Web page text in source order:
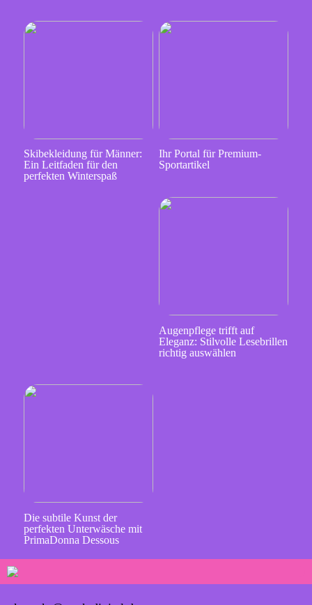
Skibekleidung für Männer:
Ein Leitfaden für den
perfekten Winterspaß
Ihr Portal für Premium-
Sportartikel
Augenpflege trifft auf
Eleganz: Stilvolle Lesebrillen
richtig auswählen
Die subtile Kunst der
perfekten Unterwäsche mit
PrimaDonna Dessous